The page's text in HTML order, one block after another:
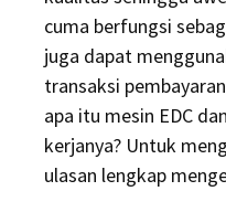
cuma berfungsi
juga dapat
transaksi
apa itu mesin EDC
kerjanya? Untuk
ulasan lengkap